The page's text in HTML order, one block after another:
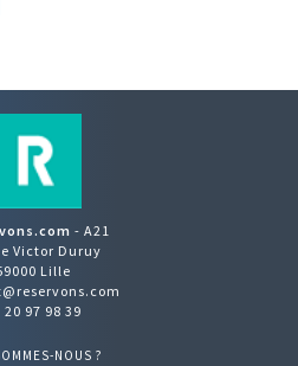
- A21
Victor Duruy
Lille
20 97 98 39
NOUS ?